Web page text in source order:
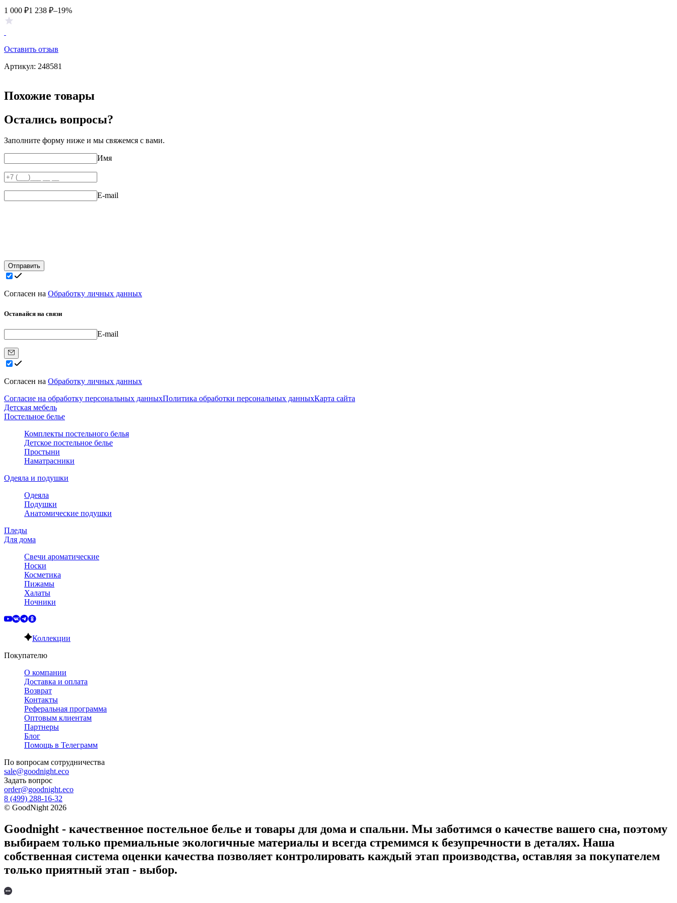
1 000 ₽1 238 ₽–19%
Оставить отзыв
Артикул: 248581
Похожие товары
Остались вопросы?
Заполните форму ниже и мы свяжемся с вами.
Имя
E-mail
Отправить
Согласен на Обработку личных данных
Оставайся на связи
E-mail
Согласен на Обработку личных данных
Согласие на обработку персональных данныхПолитика обработки персональных данныхКарта сайта
Детская мебель
Постельное белье
Комплекты постельного белья
Детское постельное белье
Простыни
Наматрасники
Одеяла и подушки
Одеяла
Подушки
Анатомические подушки
Пледы
Для дома
Свечи ароматические
Носки
Косметика
Пижамы
Халаты
Ночники
Коллекции
Покупателю
О компании
Доставка и оплата
Возврат
Контакты
Реферальная программа
Оптовым клиентам
Партнеры
Блог
Помощь в Телеграмм
По вопросам сотрудничества
sale@goodnight.eco
Задать вопрос
order@goodnight.eco
8 (499) 288-16-32
© GoodNight 2026
Goodnight - качественное постельное белье и товары для дома и спальни. Мы заботимся о качестве вашего сна, поэтому
выбираем только премиальные экологичные материалы и всегда стремимся к безупречности в деталях. Наша
собственная система оценки качества позволяет контролировать каждый этап производства, оставляя за покупателем
только приятный этап - выбор.